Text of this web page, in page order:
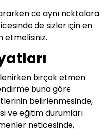
de aynı noktalara
de sizler için en
etmelisiniz.
birçok etmen
buna göre
belirlenmesinde,
ve eğitim durumları
neticesinde,